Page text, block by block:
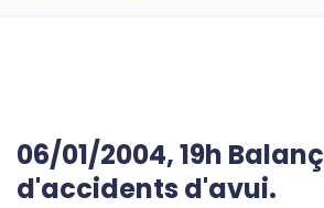
06/01/2004, 19h Balanç
d'accidents d'avui.